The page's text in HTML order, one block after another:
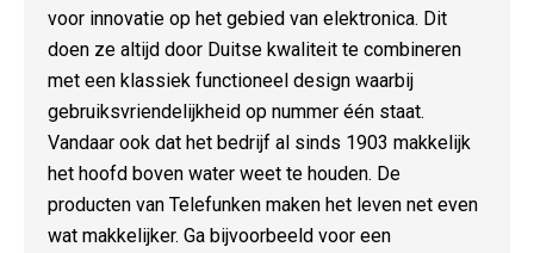
voor innovatie op het gebied van elektronica. Dit
doen ze altijd door Duitse kwaliteit te combineren
met een klassiek functioneel design waarbij
gebruiksvriendelijkheid op nummer één staat.
Vandaar ook dat het bedrijf al sinds 1903 makkelijk
het hoofd boven water weet te houden. De
producten van Telefunken maken het leven net even
wat makkelijker. Ga bijvoorbeeld voor een